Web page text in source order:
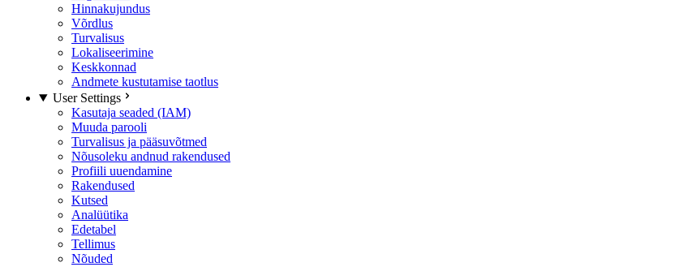
Hinnakujundus
Võrdlus
Turvalisus
Lokaliseerimine
Keskkonnad
Andmete kustutamise taotlus
User Settings
Kasutaja seaded (IAM)
Muuda parooli
Turvalisus ja pääsuvõtmed
Nõusoleku andnud rakendused
Profiili uuendamine
Rakendused
Kutsed
Analüütika
Edetabel
Tellimus
Nõuded